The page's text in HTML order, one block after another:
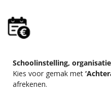
Schoolinstelling,
Kies voor gemak met
afrekenen.